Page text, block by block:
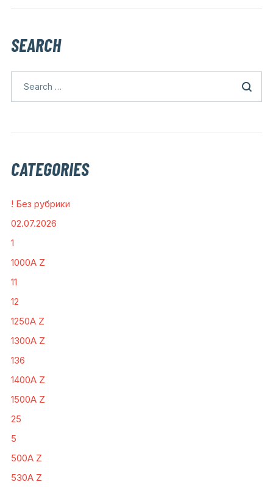
SEARCH
CATEGORIES
! Без рубрики
02.07.2026
1
1000A Z
11
12
1250A Z
1300A Z
136
1400A Z
1500A Z
25
5
500A Z
530A Z